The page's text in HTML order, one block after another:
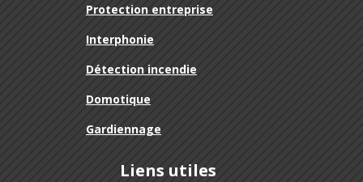
Protection entreprise
Interphonie
Détection incendie
Domotique
Gardiennage
Liens utiles